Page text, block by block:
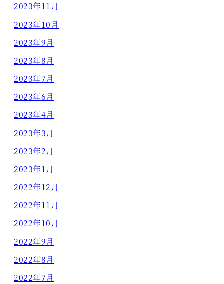
2023年11月
2023年10月
2023年9月
2023年8月
2023年7月
2023年6月
2023年4月
2023年3月
2023年2月
2023年1月
2022年12月
2022年11月
2022年10月
2022年9月
2022年8月
2022年7月